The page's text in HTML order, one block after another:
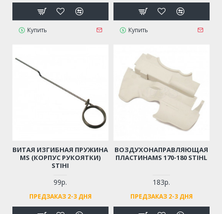
Купить Купить
ВИТАЯ ИЗГИБНАЯ ПРУЖИНА
MS (КОРПУС РУКОЯТКИ)
STIHI
99р.
ПРЕДЗАКАЗ 2-3 ДНЯ
ВОЗДУХОНАПРАВЛЯЮЩАЯ
ПЛАСТИНАMS 170-180 STIHL
183р.
ПРЕДЗАКАЗ 2-3 ДНЯ